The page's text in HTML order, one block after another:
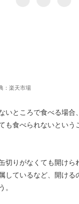
：楽天市場
いところで食べる場合
も食べられないという
切りがなくても開けら
しているなど、開ける
。